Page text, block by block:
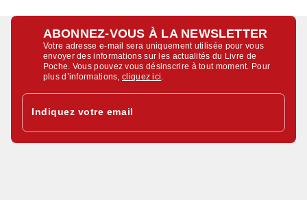
ABONNEZ-VOUS À LA NEWSLETTER
Votre adresse e-mail sera uniquement utilisée pour vous
envoyer des informations sur les actualités du Livre de
Poche. Vous pouvez vous désinscrire à tout moment. Pour
plus d’informations,cliquez ici
Indiquez votre email